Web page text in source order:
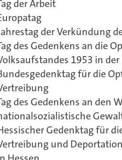
der Arbeit
der Verkündung
des Gedenkens an die
1953 in der
für die
des Gedenkens an den
Gedenktag für
und